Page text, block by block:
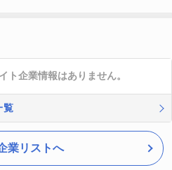
ト企業情報はありません。
覧
業リストへ